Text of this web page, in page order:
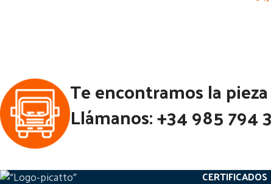
Te encontramos la
Llámanos: +34 985 794
CERTIFICADOS